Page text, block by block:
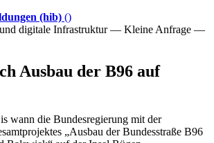
(hib) ()
digitale Infrastruktur — Kleine Anfrage —
Ausbau der B96 auf
wann die Bundesregierung mit der
„Ausbau der Bundesstraße B96